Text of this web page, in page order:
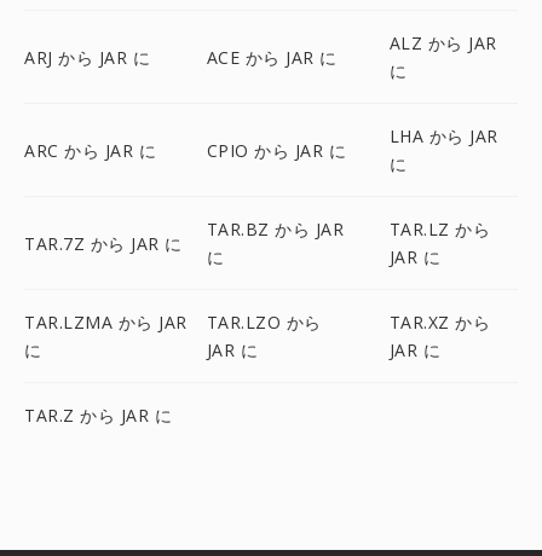
ARJ から JAR に ACE から JAR に
ALZ から JAR
に
ARC から JAR に CPIO から JAR に
LHA から JAR
に
TAR.7Z から JAR に
TAR.BZ から JAR
に
TAR.LZ から
JAR に
TAR.LZMA から JAR
に
TAR.LZO から
JAR に
TAR.XZ から
JAR に
TAR.Z から JAR に